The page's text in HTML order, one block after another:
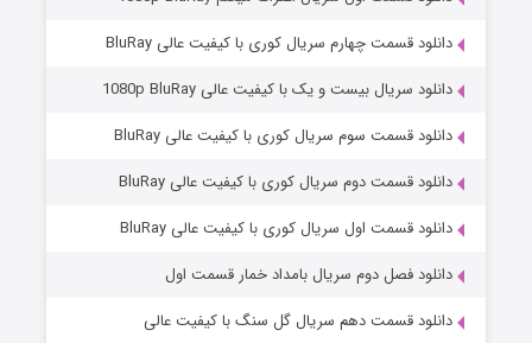
وستی ها
قسمت1 (زیرنویس) منتشر شد
دانلود قسمت چهارم سریال کوری با کیفیت عالی BluRay
دانلود سریال بیست و یک با کیفیت عالی 1080p BluRay
دانلود قسمت سوم سریال کوری با کیفیت عالی BluRay
دانلود قسمت دوم سریال کوری با کیفیت عالی BluRay
دانلود قسمت اول سریال کوری با کیفیت عالی BluRay
دانلود فصل دوم سریال بامداد خمار قسمت اول
دانلود قسمت دهم سریال گل سنگ با کیفیت عالی